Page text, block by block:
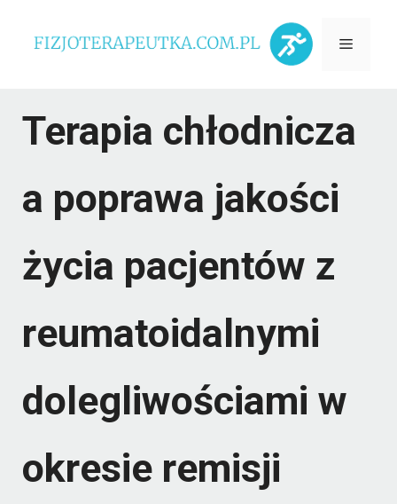
Menu
Terapia chłodnicza
a poprawa jakości
życia pacjentów z
reumatoidalnymi
dolegliwościami w
okresie remisji